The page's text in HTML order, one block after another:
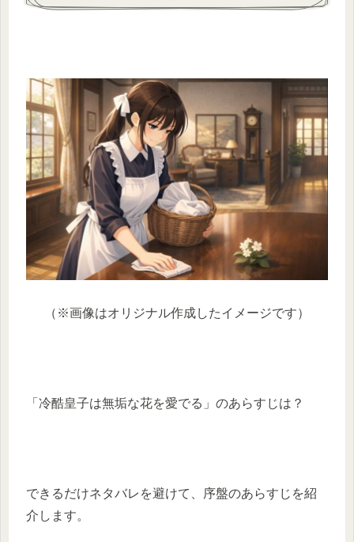
（※画像はオリジナル作成したイメージです）
「冷酷皇子は無垢な花を愛でる」のあらすじは？
できるだけネタバレを避けて、序盤のあらすじを紹
介します。